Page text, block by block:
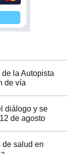
la Autopista
de vía
diálogo y se
de agosto
de salud en